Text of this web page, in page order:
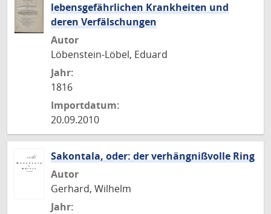
lebensgefährlichen Krankheiten und
deren Verfälschungen
Autor
Löbenstein-Löbel, Eduard
Jahr:
1816
Importdatum:
20.09.2010
Sakontala, oder: der verhängnißvolle Ring
Autor
Gerhard, Wilhelm
Jahr: